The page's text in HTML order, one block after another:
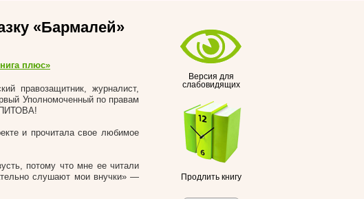
Версия для
слабовидящих
Продлить книгу
«Бармалей»
плюс»
правозащитник, журналист,
Уполномоченный по правам
и прочитала свое любимое
потому что мне ее читали
слушают мои внучки» —